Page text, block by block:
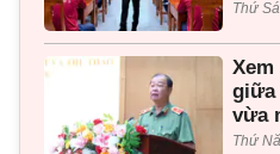
Thứ
Xem
giữa
vừa
Thứ